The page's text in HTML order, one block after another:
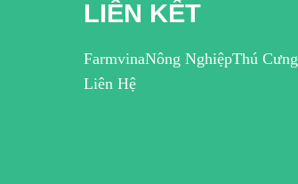
LIÊN KẾT
FarmvinaNông NghiệpThú Cưng
Liên Hệ